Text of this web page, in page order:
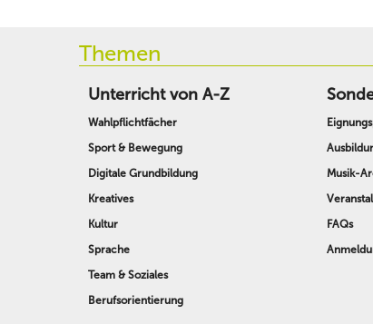
Themen
Unterricht von A-Z
Wahlpflichtfächer
Sport & Bewegung
Digitale Grundbildung
Kreatives
Kultur
Sprache
Team & Soziales
Berufsorientierung
Musik-
FAQs